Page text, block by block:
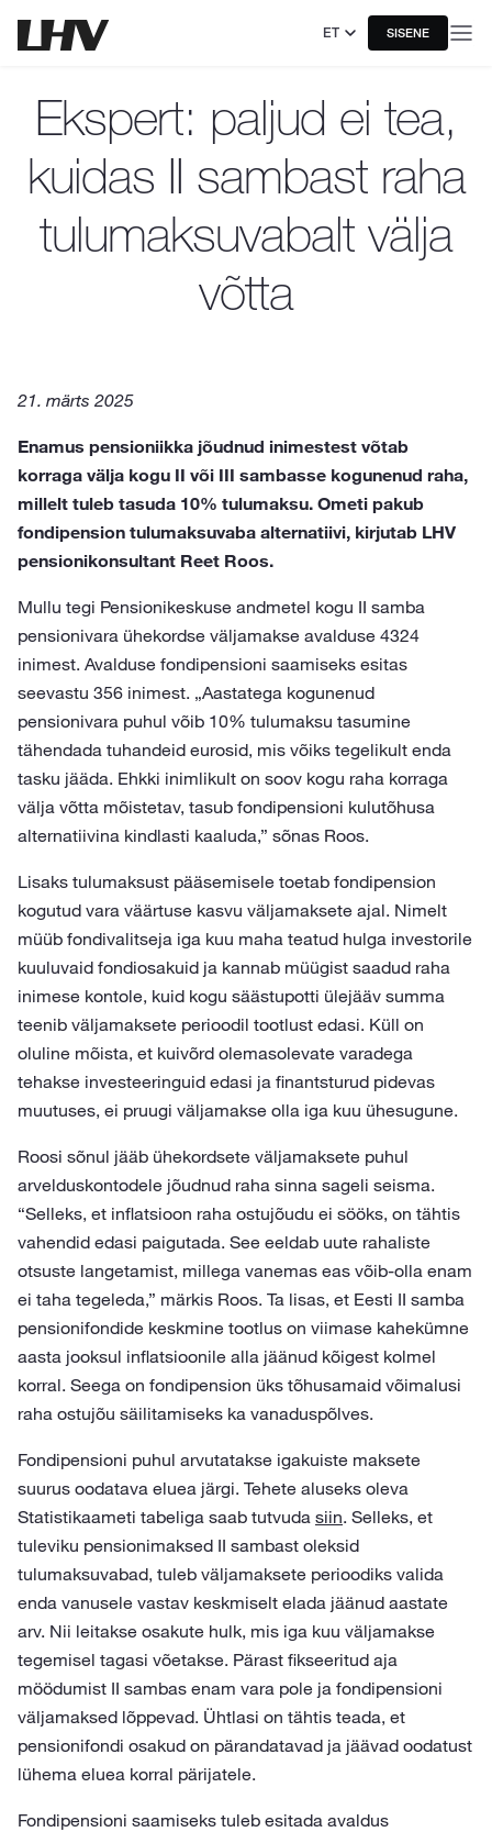
ET SISENE
Ekspert: paljud ei tea,
kuidas II sambast raha
tulumaksuvabalt välja
võtta
21. märts 2025
Enamus pensioniikka jõudnud inimestest võtab
korraga välja kogu II või III sambasse kogunenud raha,
millelt tuleb tasuda 10% tulumaksu. Ometi pakub
fondipension tulumaksuvaba alternatiivi, kirjutab LHV
pensionikonsultant Reet Roos.
Mullu tegi Pensionikeskuse andmetel kogu II samba
pensionivara ühekordse väljamakse avalduse 4324
inimest. Avalduse fondipensioni saamiseks esitas
seevastu 356 inimest. „Aastatega kogunenud
pensionivara puhul võib 10% tulumaksu tasumine
tähendada tuhandeid eurosid, mis võiks tegelikult enda
tasku jääda. Ehkki inimlikult on soov kogu raha korraga
välja võtta mõistetav, tasub fondipensioni kulutõhusa
alternatiivina kindlasti kaaluda,” sõnas Roos.
Lisaks tulumaksust pääsemisele toetab fondipension
kogutud vara väärtuse kasvu väljamaksete ajal. Nimelt
müüb fondivalitseja iga kuu maha teatud hulga investorile
kuuluvaid fondiosakuid ja kannab müügist saadud raha
inimese kontole, kuid kogu säästupotti ülejääv summa
teenib väljamaksete perioodil tootlust edasi. Küll on
oluline mõista, et kuivõrd olemasolevate varadega
tehakse investeeringuid edasi ja finantsturud pidevas
muutuses, ei pruugi väljamakse olla iga kuu ühesugune.
Roosi sõnul jääb ühekordsete väljamaksete puhul
arvelduskontodele jõudnud raha sinna sageli seisma.
“Selleks, et inflatsioon raha ostujõudu ei sööks, on tähtis
vahendid edasi paigutada. See eeldab uute rahaliste
otsuste langetamist, millega vanemas eas võib-olla enam
ei taha tegeleda,” märkis Roos. Ta lisas, et Eesti II samba
pensionifondide keskmine tootlus on viimase kahekümne
aasta jooksul inflatsioonile alla jäänud kõigest kolmel
korral. Seega on fondipension üks tõhusamaid võimalusi
raha ostujõu säilitamiseks ka vanaduspõlves.
Fondipensioni puhul arvutatakse igakuiste maksete
suurus oodatava eluea järgi. Tehete aluseks oleva
Statistikaameti tabeliga saab tutvuda siin. Selleks, et
tuleviku pensionimaksed II sambast oleksid
tulumaksuvabad, tuleb väljamaksete perioodiks valida
enda vanusele vastav keskmiselt elada jäänud aastate
arv. Nii leitakse osakute hulk, mis iga kuu väljamakse
tegemisel tagasi võetakse. Pärast fikseeritud aja
möödumist II sambas enam vara pole ja fondipensioni
väljamaksed lõppevad. Ühtlasi on tähtis teada, et
pensionifondi osakud on pärandatavad ja jäävad oodatust
lühema eluea korral pärijatele.
Fondipensioni saamiseks tuleb esitada avaldus